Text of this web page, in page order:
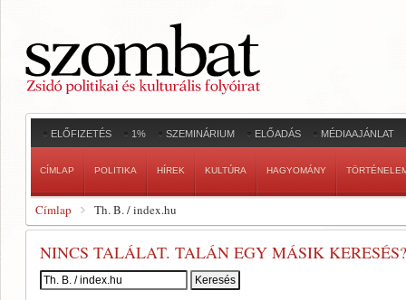
ELŐFIZETÉS 1% SZEMINÁRIUM ELŐADÁS MÉDIAAJÁNLAT
CÍMLAP POLITIKA HÍREK KULTÚRA HAGYOMÁNY
Címlap Th. B. / index.hu
NINCS TALÁLAT. TALÁN EGY MÁSIK KERESÉS?
Keresés: